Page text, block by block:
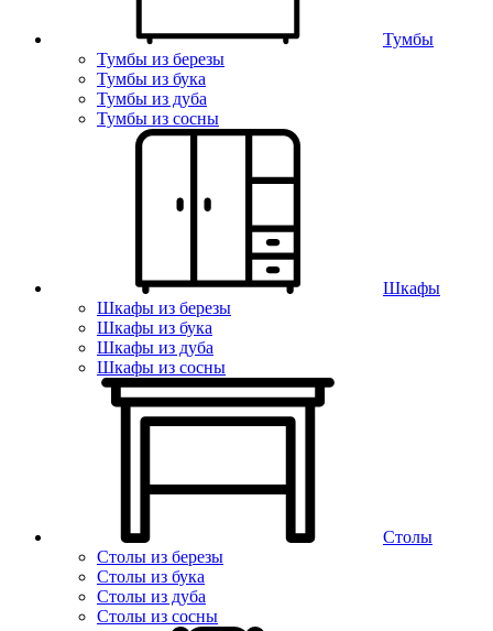
Тумбы
Тумбы из березы
Тумбы из бука
Тумбы из дуба
Тумбы из сосны
Шкафы
Шкафы из березы
Шкафы из бука
Шкафы из дуба
Шкафы из сосны
Столы
Столы из березы
Столы из бука
Столы из дуба
Столы из сосны